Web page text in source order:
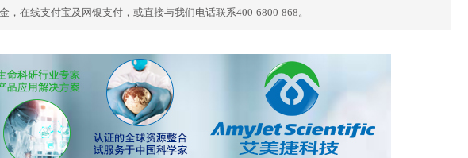
，在线支付宝及网银支付，或直接与我们电话联系400-6800-868。